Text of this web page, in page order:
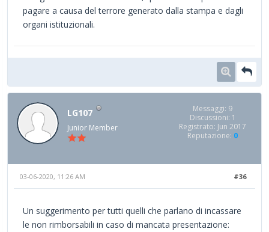
pagare a causa del terrore generato dalla stampa e dagli
organi istituzionali.
LG107
Junior Member
Messaggi: 9
Discussioni: 1
Registrato: Jun 2017
Reputazione: 0
#36
03-06-2020, 11:26 AM
Un suggerimento per tutti quelli che parlano di incassare
le non rimborsabili in caso di mancata presentazione: